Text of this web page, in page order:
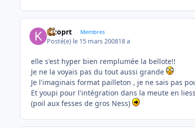
kizoprt Membres
Posté(e) le 15 mars 200818 a
elle s'est hyper bien remplumée la bellote!!
Je ne la voyais pas du tout aussi grande
Je l'imaginais format pailleton , je ne sais pas
Et youpi pour l'intégration dans la meute en
(poil aux fesses de gros Ness)